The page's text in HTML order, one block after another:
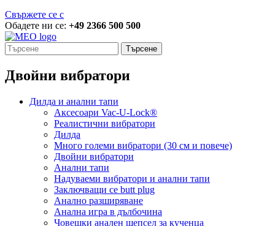
Свържете се с
Обадете ни се: +49 2366 500 500
Търсене
Двойни вибратори
Дилда и анални тапи
Аксесоари Vac-U-Lock®
Реалистични вибратори
Дилда
Много големи вибратори (30 см и повече)
Двойни вибратори
Анални тапи
Надуваеми вибратори и анални тапи
Заключващи се butt plug
Анално разширяване
Анална игра в дълбочина
Човешки анален щепсел за кученца